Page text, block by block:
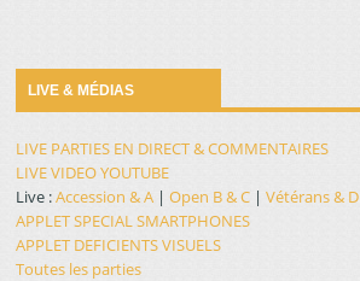
LIVE & MÉDIAS
LIVE PARTIES EN DIRECT & COMMENTAIRES
LIVE VIDEO YOUTUBE
Live :Accession & A |Open B & C |Vétérans & D
APPLET SPECIAL SMARTPHONES
APPLET DEFICIENTS VISUELS
Toutes les parties